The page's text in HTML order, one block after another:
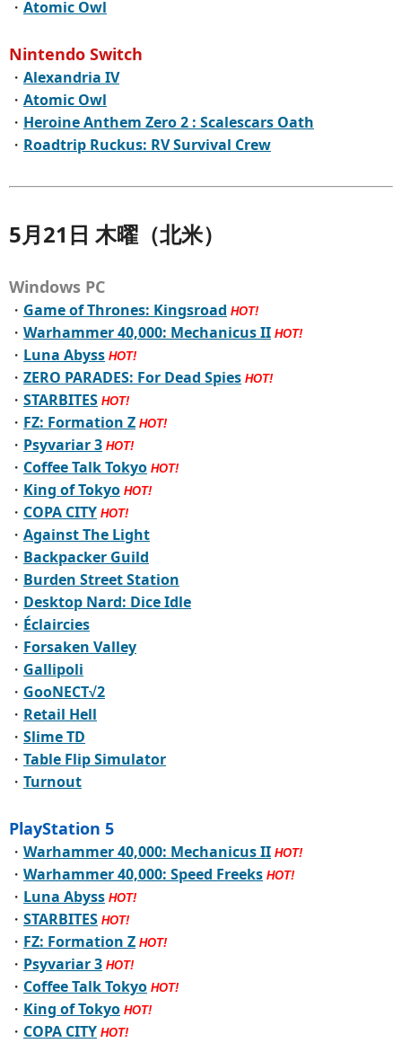
・ Atomic Owl
Nintendo Switch
・ Alexandria IV
・ Atomic Owl
・ Heroine Anthem Zero 2 : Scalescars Oath
・ Roadtrip Ruckus: RV Survival Crew
5月21日 木曜（北米）
Windows PC
・ Game of Thrones: Kingsroad HOT!
・ Warhammer 40,000: Mechanicus II HOT!
・ Luna Abyss HOT!
・ ZERO PARADES: For Dead Spies HOT!
・ STARBITES HOT!
・ FZ: Formation Z HOT!
・ Psyvariar 3 HOT!
・ Coffee Talk Tokyo HOT!
・ King of Tokyo HOT!
・ COPA CITY HOT!
・ Against The Light
・ Backpacker Guild
・ Burden Street Station
・ Desktop Nard: Dice Idle
・ Éclaircies
・ Forsaken Valley
・ Gallipoli
・ GooNECT√2
・ Retail Hell
・ Slime TD
・ Table Flip Simulator
・ Turnout
PlayStation 5
・ Warhammer 40,000: Mechanicus II HOT!
・ Warhammer 40,000: Speed Freeks HOT!
・ Luna Abyss HOT!
・ STARBITES HOT!
・ FZ: Formation Z HOT!
・ Psyvariar 3 HOT!
・ Coffee Talk Tokyo HOT!
・ King of Tokyo HOT!
・ COPA CITY HOT!